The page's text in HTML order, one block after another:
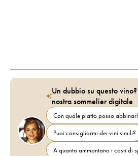
Un dubbio su questo
nostra sommelier digitale
Con quale piatto posso
Puoi consigliarmi dei vini simili?
A quanto ammontano i costi di